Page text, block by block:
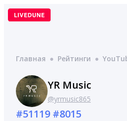
Перейти
Главная ● Рейтинги ●
YR Music
@yrmusic865
#51119 #8015